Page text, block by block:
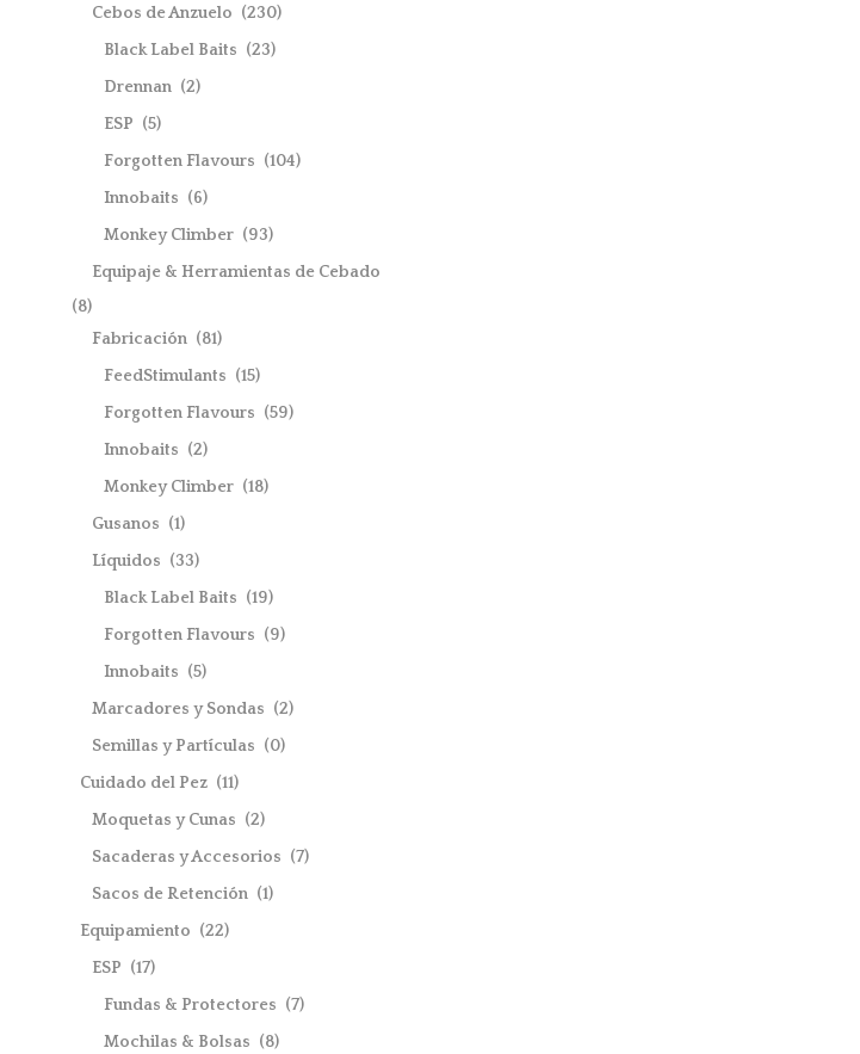
Cebos de Anzuelo (230)
Black Label Baits (23)
Drennan (2)
ESP (5)
Forgotten Flavours (104)
Innobaits (6)
Monkey Climber (93)
Equipaje & Herramientas de Cebado
(8)
Fabricación (81)
FeedStimulants (15)
Forgotten Flavours (59)
Innobaits (2)
Monkey Climber (18)
Gusanos (1)
Líquidos (33)
Black Label Baits (19)
Forgotten Flavours (9)
Innobaits (5)
Marcadores y Sondas (2)
Semillas y Partículas (0)
Cuidado del Pez (11)
Moquetas y Cunas (2)
Sacaderas y Accesorios (7)
Sacos de Retención (1)
Equipamiento (22)
ESP (17)
Fundas & Protectores (7)
Mochilas & Bolsas (8)